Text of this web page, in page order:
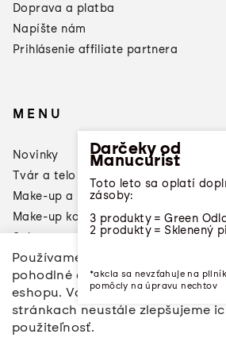
Používame cookies, aby sme
pohodlné a ničím nerušené
eshopu. Vďaka analýze vašich
stránkach neustále zlepšujeme
použiteľnosť.
Doprava a platba
Napíšte nám
Prihlásenie affiliate partnera
MENU
Novinky
Tvár a telo
Make-up a laky na nechty
Make-up konzultácia
Sale
Značky
Napíšte nám
3 produkty = Green
*akcia sa nevzťahuje na
pomôcly na úpravu nechtov